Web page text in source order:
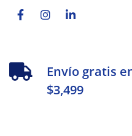
f
Envío gratis
$3,499